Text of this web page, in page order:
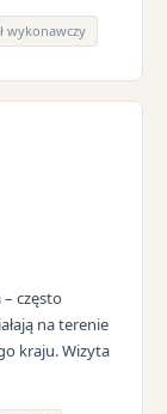
wykonawczy
często
na terenie
kraju. Wizyta